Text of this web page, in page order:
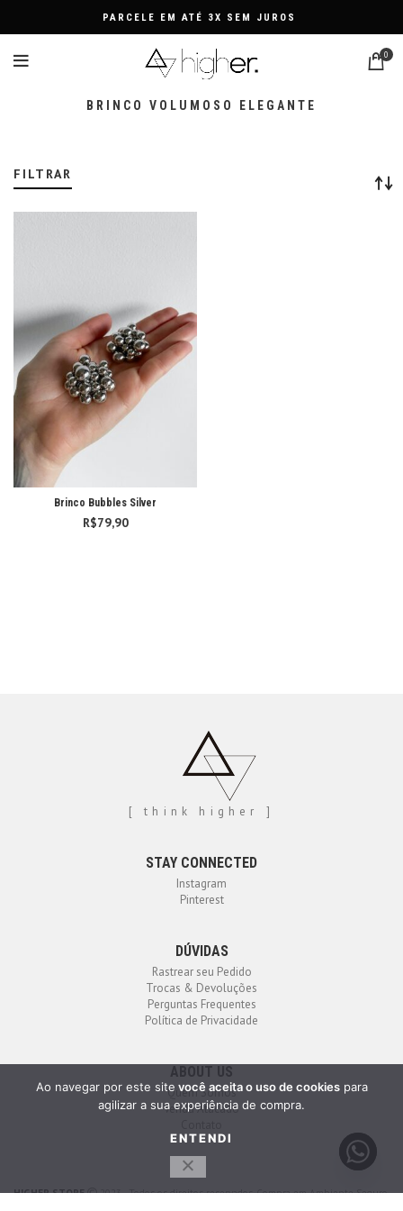
PARCELE EM ATÉ 3X SEM JUROS
0
BRINCO VOLUMOSO ELEGANTE
FILTRAR
Brinco Bubbles Silver
R$79,90
[ think higher ]
STAY CONNECTED
Instagram
Pinterest
DÚVIDAS
Rastrear seu Pedido
Trocas & Devoluções
Perguntas Frequentes
Política de Privacidade
ABOUT US
Quem Somos
Venda Atacado
HIGHER STORE 2023 - Todos os direitos reservados. Compra em Ambiente Seguro.
Ao navegar por este site você aceita o uso de cookiespara
agilizar a sua experiência de compra.
ENTENDI